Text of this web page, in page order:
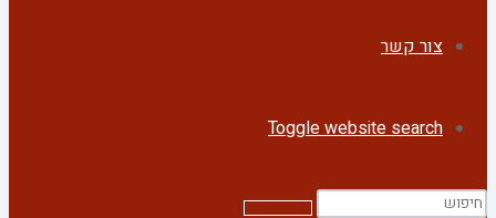
צור קשר
Toggle website search